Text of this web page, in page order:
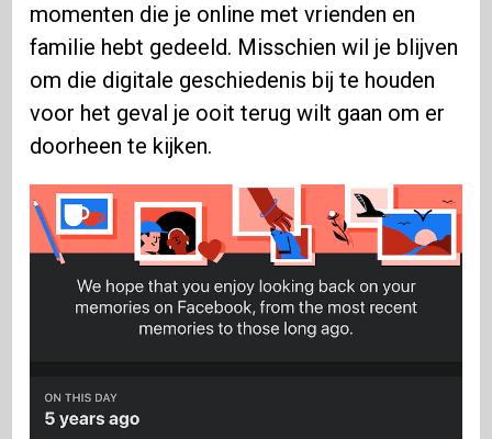
momenten die je online met vrienden en
familie hebt gedeeld. Misschien wil je blijven
om die digitale geschiedenis bij te houden
voor het geval je ooit terug wilt gaan om er
doorheen te kijken.